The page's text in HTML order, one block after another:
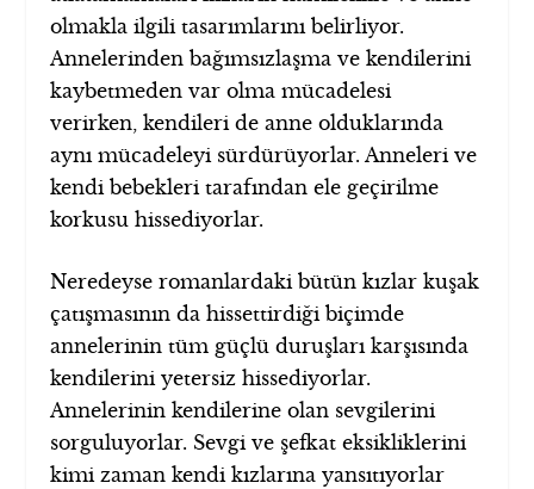
olmakla ilgili tasarımlarını belirliyor.
Annelerinden bağımsızlaşma ve kendilerini
kaybetmeden var olma mücadelesi
verirken, kendileri de anne olduklarında
aynı mücadeleyi sürdürüyorlar. Anneleri ve
kendi bebekleri tarafından ele geçirilme
korkusu hissediyorlar.
Neredeyse romanlardaki bütün kızlar kuşak
çatışmasının da hissettirdiği biçimde
annelerinin tüm güçlü duruşları karşısında
kendilerini yetersiz hissediyorlar.
Annelerinin kendilerine olan sevgilerini
sorguluyorlar. Sevgi ve şefkat eksikliklerini
kimi zaman kendi kızlarına yansıtıyorlar